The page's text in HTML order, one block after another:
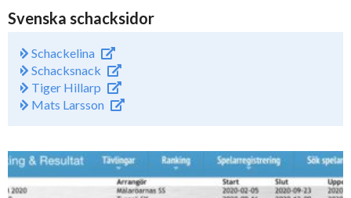
Svenska schacksidor
Schackelina
Schacksnack
Tiger Hillarp
Mats Larsson